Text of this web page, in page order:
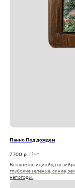
Панно Под дождем
7 700 р. / 1 шт
Вся композиция будто
глубокие зелёные, синие,
непогоды.